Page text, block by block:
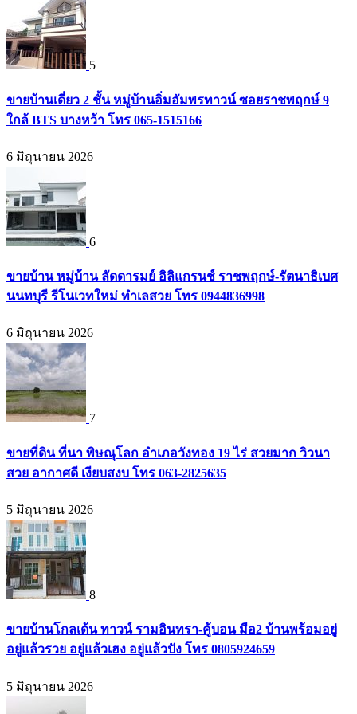
5
ขายบ้านเดี่ยว 2 ชั้น หมู่บ้านอิ่มอัมพรทาวน์ ซอยราชพฤกษ์ 9
ใกล้ BTS บางหว้า โทร 065-1515166
6 มิถุนายน 2026
6
ขายบ้าน หมู่บ้าน ลัดดารมย์ อิลิแกรนช์ ราชพฤกษ์-รัตนาธิเบศ
นนทบุรี รีโนเวทใหม่ ทำเลสวย โทร 0944836998
6 มิถุนายน 2026
7
ขายที่ดิน ที่นา พิษณุโลก อำเภอวังทอง 19 ไร่ สวยมาก วิวนา
สวย อากาศดี เงียบสงบ โทร 063-2825635
5 มิถุนายน 2026
8
ขายบ้านโกลเด้น ทาวน์ รามอินทรา-คู้บอน มือ2 บ้านพร้อมอยู่
อยู่แล้วรวย อยู่แล้วเฮง อยู่แล้วปัง โทร 0805924659
5 มิถุนายน 2026